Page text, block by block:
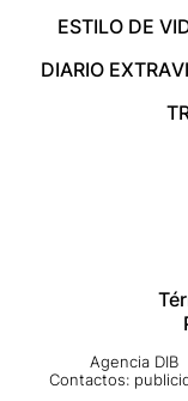
ESTILO DE
DIARIO EXTRA
Agencia DIB
Contactos: